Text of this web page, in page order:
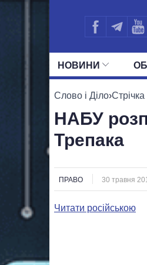
НОВИНИ
Слово і Діло›Стрічка
НАБУ
Трепака
ПРАВО 30 травня
Читати російською